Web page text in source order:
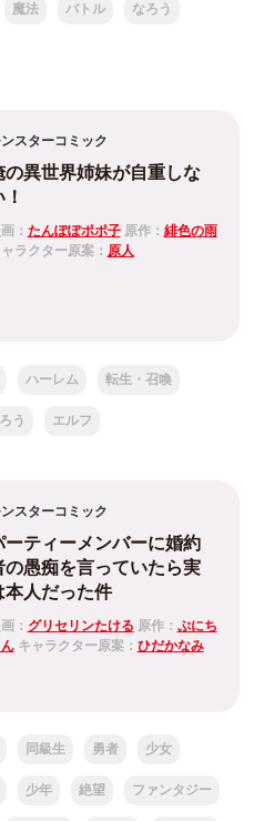
魔法 バトル なろう
スターコミック
の異世界姉妹が自重しな
： たんぽぽポポ子原作： 緋色の雨
ラクター原案： 原人
ハーレム 転生・召喚
う エルフ
スターコミック
ーティーメンバーに婚約
の愚痴を言っていたら実
本人だった件
： グリセリンたける 原作： ぷにち
キャラクター原案： ひだかなみ
同級生 勇者 少女
少年 絶望 ファンタジー